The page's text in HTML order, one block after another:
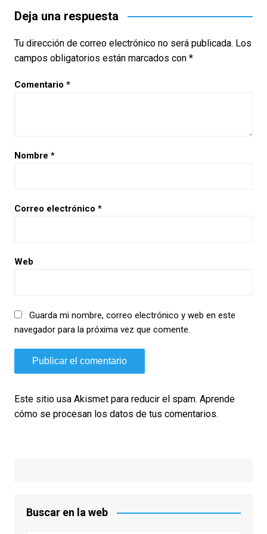
entradas
Deja una respuesta
Tu dirección de correo electrónico no será publicada. Los
campos obligatorios están marcados con *
Comentario *
Nombre *
Correo electrónico *
Web
Guarda mi nombre, correo electrónico y web en este
navegador para la próxima vez que comente.
Este sitio usa Akismet para reducir el spam. Aprende
cómo se procesan los datos de tus comentarios.
Buscar en la web